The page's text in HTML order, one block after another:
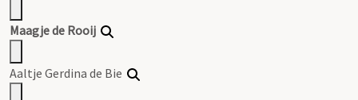
Maagjede Rooij
Aaltje Gerdina de Bie